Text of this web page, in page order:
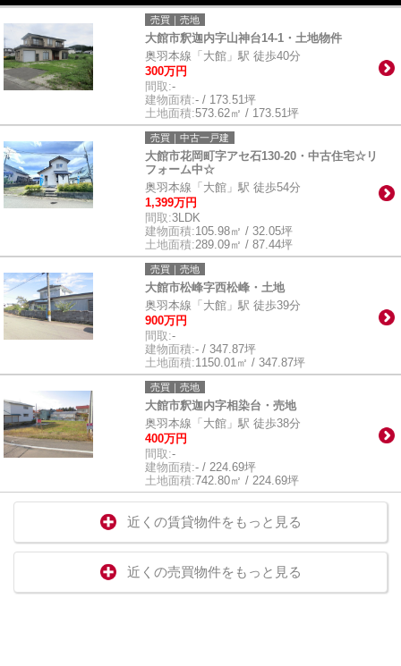
売買｜売地
大館市釈迦内字山神台14-1・土地物件
奥羽本線「大館」駅 徒歩40分
300万円
間取:-
建物面積:- / 173.51坪
土地面積:573.62㎡ / 173.51坪
売買｜中古一戸建
大館市花岡町字アセ石130-20・中古住宅☆リ
フォーム中☆
奥羽本線「大館」駅 徒歩54分
1,399万円
間取:3LDK
建物面積:105.98㎡ / 32.05坪
土地面積:289.09㎡ / 87.44坪
売買｜売地
大館市松峰字西松峰・土地
奥羽本線「大館」駅 徒歩39分
900万円
間取:-
建物面積:- / 347.87坪
土地面積:1150.01㎡ / 347.87坪
売買｜売地
大館市釈迦内字相染台・売地
奥羽本線「大館」駅 徒歩38分
400万円
間取:-
建物面積:- / 224.69坪
土地面積:742.80㎡ / 224.69坪
近くの賃貸物件をもっと見る
近くの売買物件をもっと見る